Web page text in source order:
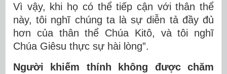
Vì vậy, khi họ có thể tiếp cận với thân thể
này, tôi nghĩ chúng ta là sự diễn tả đầy đủ
hơn của thân thể Chúa Kitô, và tôi nghĩ
Chúa Giêsu thực sự hài lòng”.
Người khiếm thính không được chăm